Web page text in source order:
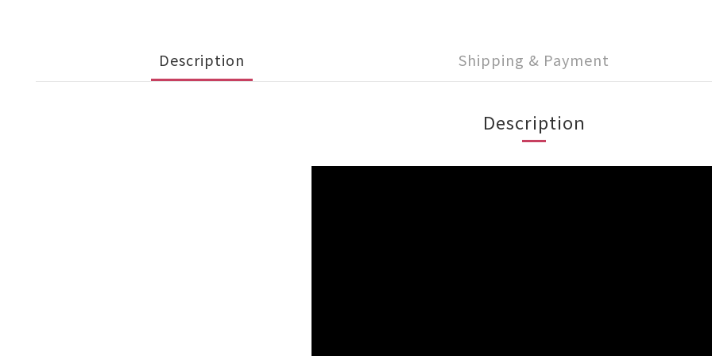
Description Shipping & Payment
Description